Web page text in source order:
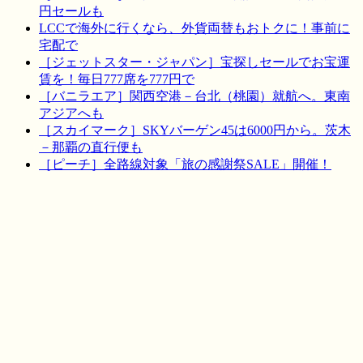
円セールも
LCCで海外に行くなら、外貨両替もおトクに！事前に
宅配で
［ジェットスター・ジャパン］宝探しセールでお宝運
賃を！毎日777席を777円で
［バニラエア］関西空港－台北（桃園）就航へ。東南
アジアへも
［スカイマーク］SKYバーゲン45は6000円から。茨木
－那覇の直行便も
［ピーチ］全路線対象「旅の感謝祭SALE」開催！